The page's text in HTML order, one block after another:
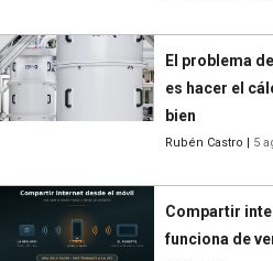
El problema
es hacer el
bien
Rubén Castro | 5
Compartir
funciona de